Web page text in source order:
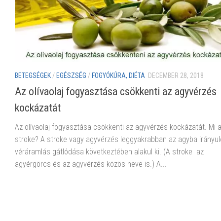
BETEGSÉGEK/ EGÉSZSÉG / FOGYÓKÚRA, DIÉTA DECEMBER 28, 2018
Az olívaolaj fogyasztása csökkenti az agyvérzés
kockázatát
Az olívaolaj fogyasztása csökkenti az agyvérzés kockázatát. Mi a
stroke? A stroke vagy agyvérzés leggyakrabban az agyba
véráramlás gátlódása következtében alakul ki. (A stroke az
agyérgörcs és az agyvérzés közös neve is.) A...